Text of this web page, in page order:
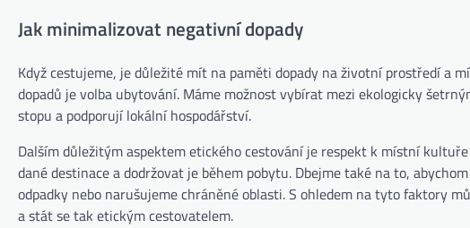
Jak minimalizovat negativní dopady
Když cestujeme, je důležité mít na paměti dopady na životní prostředí a
dopadů je volba ubytování. Máme možnost vybírat mezi ekologicky
stopu a podporují lokální hospodářství.
Dalším důležitým aspektem etického cestování je respekt k místní
dané destinace a dodržovat je během pobytu. Dbejme také na to,
odpadky nebo narušujeme chráněné oblasti. S ohledem na tyto faktory
a stát se tak etickým cestovatelem.